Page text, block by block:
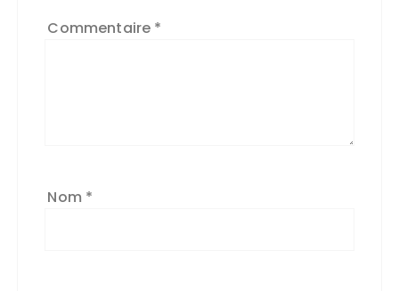
Commentaire *
Nom *